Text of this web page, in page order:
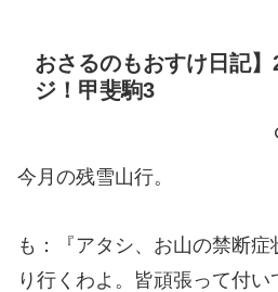
おさるのもおすけ日記
ジ！甲斐駒3
今月の残雪山行。
も：『アタシ、お山の禁断
り行くわよ。皆頑張って付い